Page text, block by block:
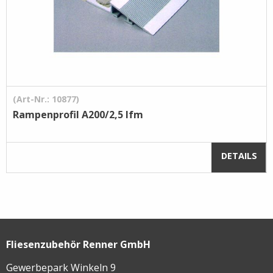
(Art-Nr.: 10877)
Rampenprofil A200/2,5 lfm
DETAILS
Fliesenzubehör Renner GmbH
Gewerbepark Winkeln 9